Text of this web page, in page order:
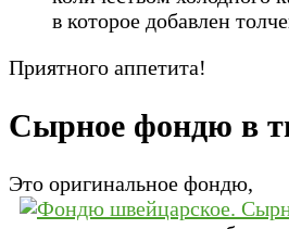
в которое добавлен
Приятного аппетита!
Сырное фондю в
Это оригинальное фондю,